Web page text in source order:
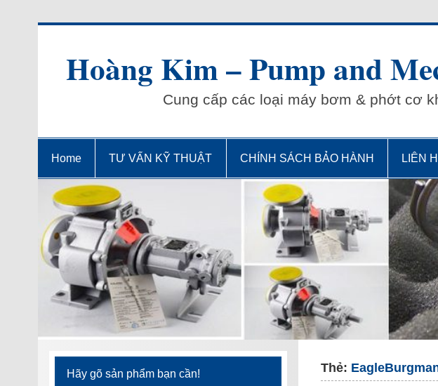
Hoàng Kim – Pump and
Cung cấp các loại máy bơm & phớt cơ
Home TƯ VẤN KỸ THUẬT CHÍNH SÁCH BẢO HÀNH LIÊN
Thẻ:
Hãy gõ sản phẩm bạn cần!